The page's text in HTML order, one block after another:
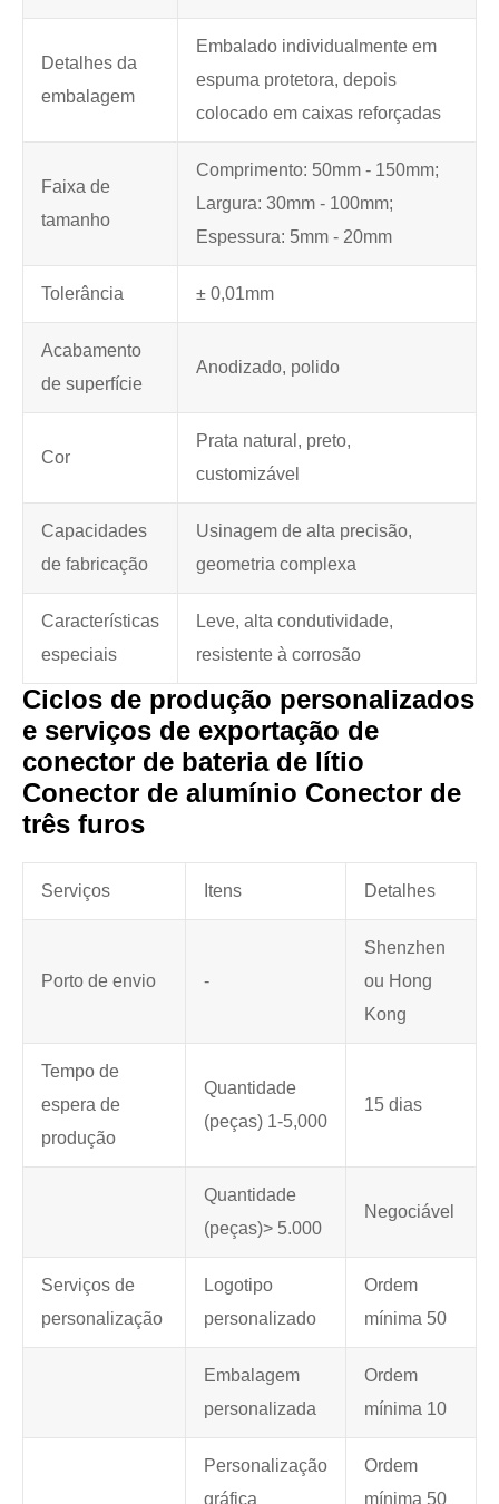
Detalhes da
embalagem
Embalado individualmente em
espuma protetora, depois
colocado em caixas reforçadas
Faixa de
tamanho
Comprimento: 50mm - 150mm;
Largura: 30mm - 100mm;
Espessura: 5mm - 20mm
Tolerância ± 0,01mm
Acabamento
de superfície
Anodizado, polido
Cor
Prata natural, preto,
customizável
Capacidades
de fabricação
Usinagem de alta precisão,
geometria complexa
Características
especiais
Leve, alta condutividade,
resistente à corrosão
Ciclos de produção personalizados
e serviços de exportação de
conector de bateria de lítio
Conector de alumínio Conector de
três furos
Serviços Itens Detalhes
Porto de envio -
Shenzhen
ou Hong
Kong
Tempo de
espera de
produção
Quantidade
(peças) 1-5,000
15 dias
Quantidade
(peças)> 5.000
Negociável
Serviços de
personalização
Logotipo
personalizado
Ordem
mínima 50
Embalagem
personalizada
Ordem
mínima 10
Personalização
gráfica
Ordem
mínima 50